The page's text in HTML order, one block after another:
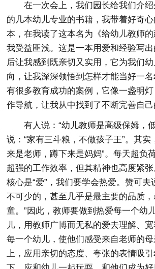
在一次会上，我们园长给我们介
的几本幼儿专业的书籍，我带着好奇
本，在我读了这本名为《给幼儿教师的
我受益匪浅。这是一本用爱和经验写
后让我感到既亲切又实用，它为我们
向，让我深深领悟到怎样才能当好一
有很多教育成功的案例，它像一盏明
作导航，让我从中找到了不断完善自己
有人说：“幼儿教师是高级保姆，
说：“家有三斗粮，不做孩子王”。其实
来是老师，蹲下来是妈妈”。每天超负
超强的工作效率，但其精神也高度紧
核心是“爱”，我们要学会热爱。赞可夫
不可少的，甚至几乎是最主要的品质
童。”因此，教师要做到热爱每一个幼
儿，用教师广博而无私的爱去理解、
每一个幼儿，使他们感受来自老师的
上，应用亲切的态度、夸张的表情吸